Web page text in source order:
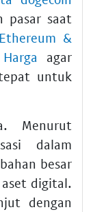
pasar saat
&
agar
untuk
Menurut
dalam
besar
digital.
dengan